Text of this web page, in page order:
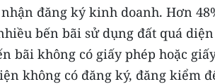
đăng ký kinh doanh. Hơn
bến bãi sử dụng đất quá
bãi không có giấy phép hoặc
không có đăng ký, đăng kiểm